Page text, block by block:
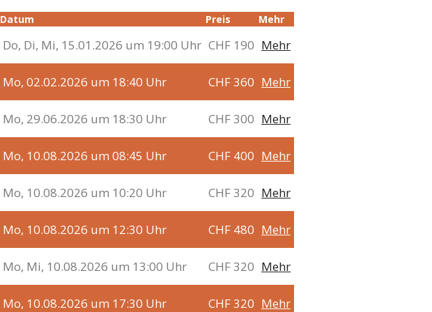
Datum Preis Mehr
Do, Di, Mi, 15.01.2026 um 19:00 Uhr CHF 190 Mehr
Mo, 02.02.2026 um 18:40 Uhr CHF 360 Mehr
Mo, 29.06.2026 um 18:30 Uhr CHF 300 Mehr
Mo, 10.08.2026 um 08:45 Uhr CHF 400 Mehr
Mo, 10.08.2026 um 10:20 Uhr CHF 320 Mehr
Mo, 10.08.2026 um 12:30 Uhr CHF 480 Mehr
Mo, Mi, 10.08.2026 um 13:00 Uhr CHF 320 Mehr
Mo, 10.08.2026 um 17:30 Uhr CHF 320 Mehr